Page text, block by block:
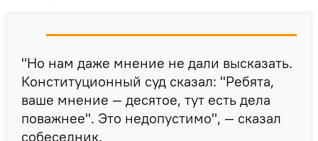
"Но нам даже мнение не дали высказать.
Конституционный суд сказал: "Ребята,
ваше мнение — десятое, тут есть дела
поважнее". Это недопустимо", — сказал
собеседник.